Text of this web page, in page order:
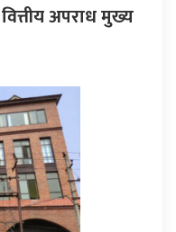
अपराध मुख्य